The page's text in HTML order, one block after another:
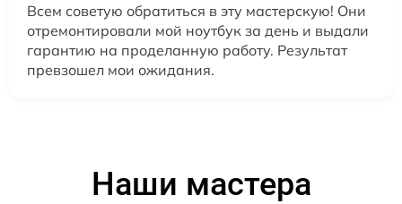
Всем советую обратиться в эту мастерскую! Они
отремонтировали мой ноутбук за день и выдали
гарантию на проделанную работу. Результат
превзошел мои ожидания.
Наши мастера